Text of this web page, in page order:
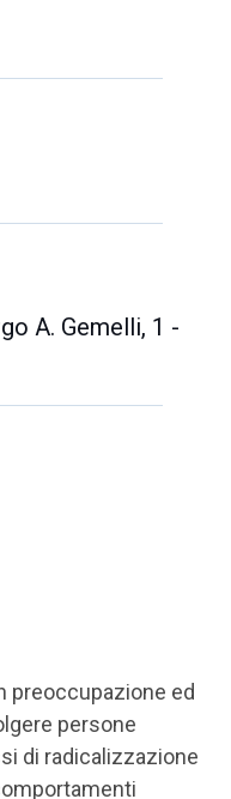
A. Gemelli, 1 -
preoccupazione ed
persone
di radicalizzazione